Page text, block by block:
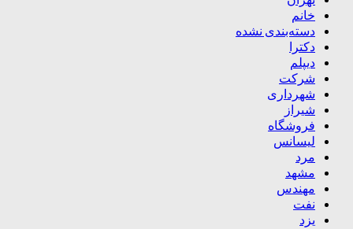
خانم
دسته‌بندی نشده
دکترا
دیپلم
شرکت
شهرداری
شیراز
فروشگاه
لیسانس
مرد
مشهد
مهندس
نفت
یزد